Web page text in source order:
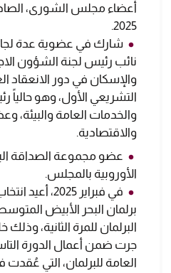
أعضاء مجلس الشورى،
2025.
شارك في عضوية عدة
نائب رئيس لجنة الشؤون
والإسكان في دور الانعقاد
التشريعي الأول، وهو
والخدمات العامة والبيئة،
والاقتصادية.
عضو مجموعة الصداقة
الأوروبية بالمجلس.
في فبراير
برلمان البحر الأبيض
البرلمان للمرة الثانية،
جرت ضمن أعمال الدورة
العامة للبرلمان، التي عُقدت